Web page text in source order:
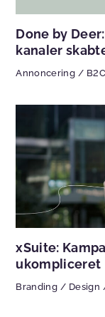
Done by
kanaler
Annoncering / B2C
xSuite:
ukompliceret
Branding / Design